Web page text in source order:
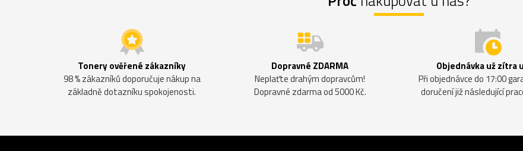
Tonery ověřené zákazníky
98 % zákazníků doporučuje nákup na
základně dotazníku spokojenosti.
Dopravné ZDARMA
Neplaťte drahým dopravcům!
Dopravné zdarma od 5000 Kč.
Objednávka už zítra
Při objednávce do 17:00
doručení již následující